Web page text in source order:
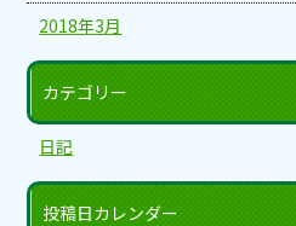
2018年3月
カテゴリー
日記
投稿日カレンダー